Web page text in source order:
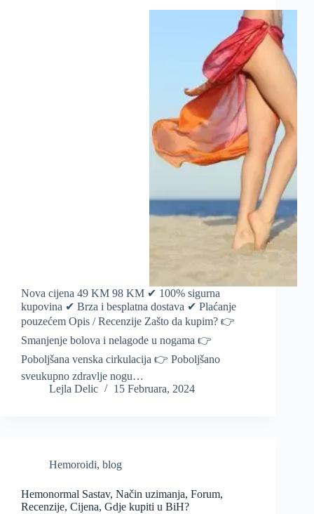
Nova cijena 49 KM 98 KM ✔ 100% sigurna
kupovina ✔ Brza i besplatna dostava ✔ Plaćanje
pouzećem Opis / Recenzije Zašto da kupim? 👉
Smanjenje bolova i nelagode u nogama 👉
Poboljšana venska cirkulacija 👉 Poboljšano
sveukupno zdravlje nogu…
Lejla Delic
15 Februara, 2024
Hemoroidi, blog
Hemonormal Sastav, Način uzimanja, Forum,
Recenzije, Cijena, Gdje kupiti u BiH?